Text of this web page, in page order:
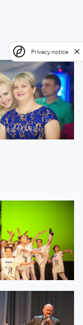
Privacy notice